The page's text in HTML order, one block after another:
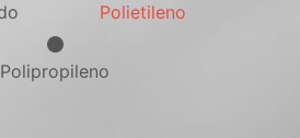
Polietileno
Polipropileno